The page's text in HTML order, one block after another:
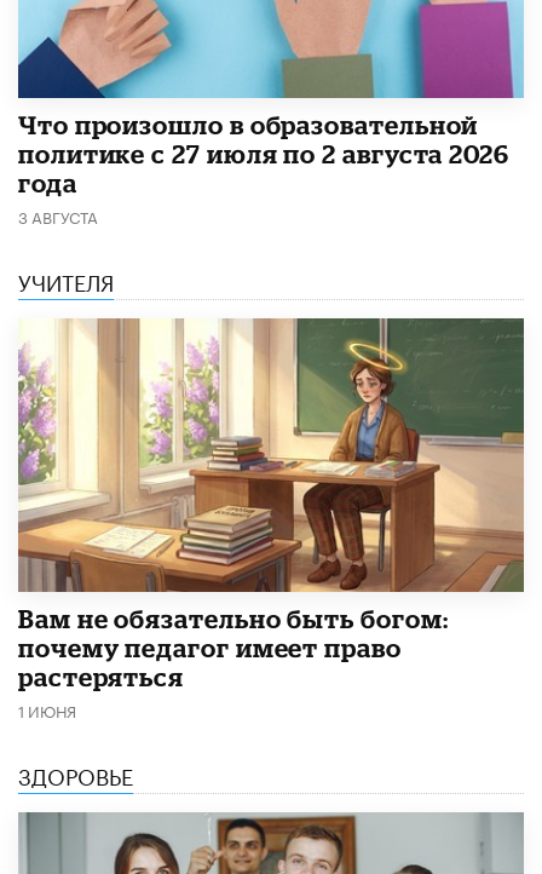
​Что произошло в образовательной
политике с 27 июля по 2 августа 2026
года
3 АВГУСТА
УЧИТЕЛЯ
​Вам не обязательно быть богом:
почему педагог имеет право
растеряться
1 ИЮНЯ
ЗДОРОВЬЕ